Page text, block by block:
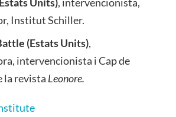
Institut Schiller.
(Estats Units),
intervencionista i Cap de
la revista Leonore.